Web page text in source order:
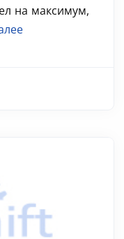
на максимум,